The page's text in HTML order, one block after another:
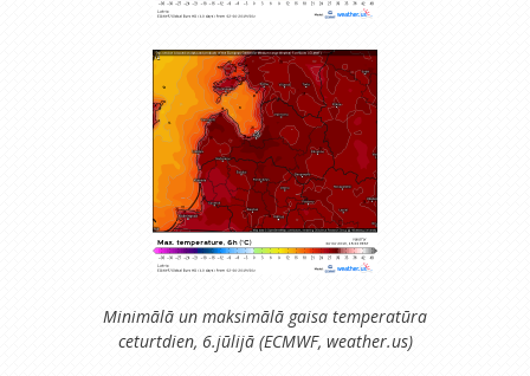
Minimālā un maksimālā gaisa temperatūra
ceturtdien, 6.jūlijā (ECMWF, weather.us)